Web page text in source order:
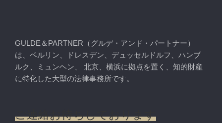
GULDE＆PARTNER（グルデ・アンド・パートナー）
は、ベルリン、ドレスデン、デュッセルドルフ、ハンブ
ルク、ミュンヘン、 北京、横浜に拠点を置く、知的財産
に特化した大型の法律事務所です。
ご連絡お待ちしております